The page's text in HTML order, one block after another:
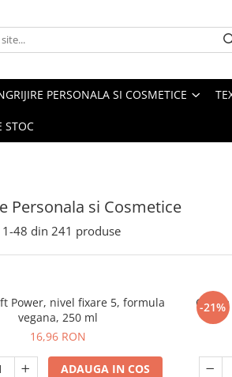
PERSONALA SI COSMETICE
STOC
Personala si Cosmetice
1-48 din 241 produse
Power, nivel fixare 5, formula
vegana, 250 ml
16,96 RON
ADAUGA IN COS
-21%
Gel